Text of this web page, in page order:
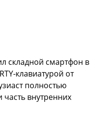
складной смартфон в
клавиатурой от
полностью
внутренних